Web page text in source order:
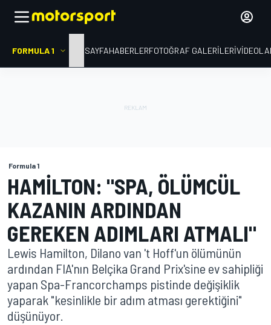
FORMULA 1 ANA SAYFAHABERLERFOTOĞRAF GALERILERI
Formula 1
HAMILTON: "SPA, ÖLÜMCÜL
KAZANIN ARDINDAN
GEREKEN ADIMLARI ATMALI"
Lewis Hamilton, Dilano van 't Hoff'un ölümünün
ardından FIA'nın Belçika Grand Prix'sine ev sahipliği
yapan Spa-Francorchamps pistinde değişiklik
yaparak "kesinlikle bir adım atması gerektiğini"
düşünüyor.